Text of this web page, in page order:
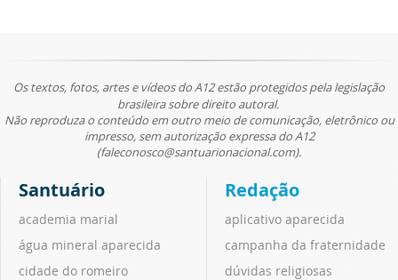
Os textos, fotos, artes e vídeos do A12 estão protegidos pela legislação
brasileira sobre direito autoral.
Não reproduza o conteúdo em outro meio de comunicação, eletrônico ou
impresso, sem autorização expressa do A12
(faleconosco@santuarionacional.com).
Santuário
academia marial
água mineral aparecida
cidade do romeiro
Redação
aplicativo aparecida
campanha da fraternidade
dúvidas religiosas